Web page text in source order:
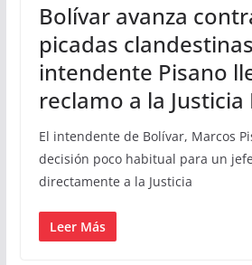
Bolívar avanza
picadas
intendente Pisano
reclamo a la Justicia
El intendente de Bolívar, Marcos
decisión poco habitual para un
directamente a la Justicia
Leer Más